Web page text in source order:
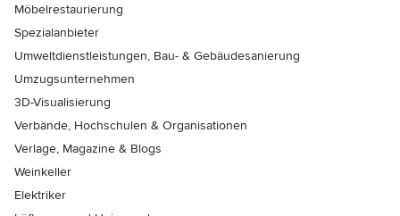
Möbelrestaurierung
Spezialanbieter
Umweltdienstleistungen, Bau- & Gebäudesanierung
Umzugsunternehmen
3D-Visualisierung
Verbände, Hochschulen & Organisationen
Verlage, Magazine & Blogs
Weinkeller
Elektriker